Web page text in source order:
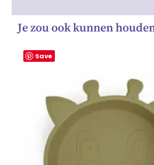
Je zou ook kunnen
Save